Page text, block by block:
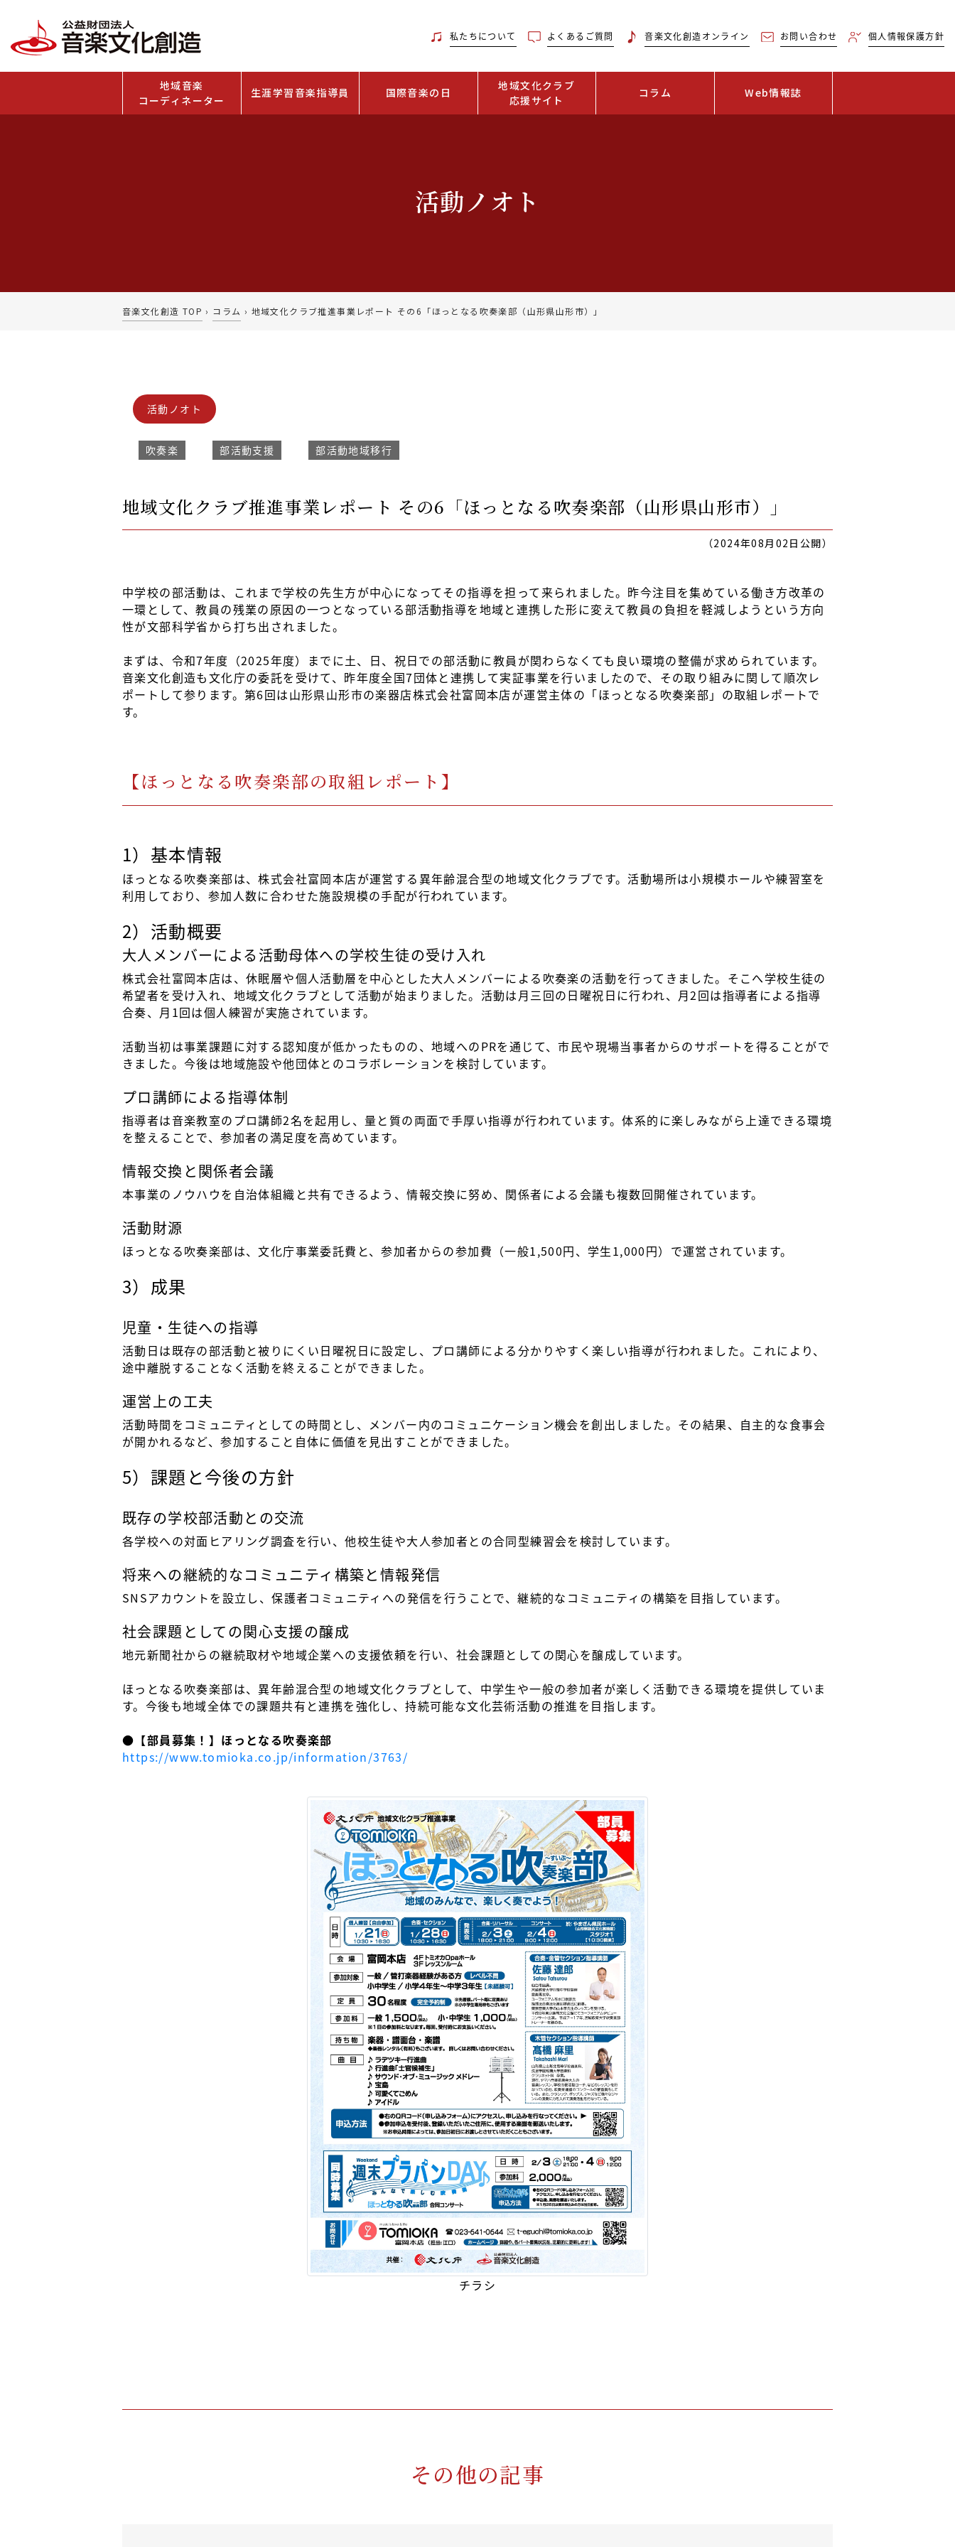
私たちについて よくあるご質問 音楽文化創造オンライン お問い合わせ 個人情報保護方針
地域音楽
コーディネーター
生涯学習音楽指導員 国際音楽の日
地域文化クラブ
応援サイト
コラム Web情報誌
活動ノオト
音楽文化創造 TOP › コラム › 地域文化クラブ推進事業レポート その6「ほっとなる吹奏楽部（山形県山形市）」
活動ノオト
吹奏楽 部活動支援 部活動地域移行
地域文化クラブ推進事業レポート その6「ほっとなる吹奏楽部（山形県山形市）」
（2024年08月02日公開）
中学校の部活動は、これまで学校の先生方が中心になってその指導を担って来られました。昨今注目を集めている働き方改革の
一環として、教員の残業の原因の一つとなっている部活動指導を地域と連携した形に変えて教員の負担を軽減しようという方向
性が文部科学省から打ち出されました。
まずは、令和7年度（2025年度）までに土、日、祝日での部活動に教員が関わらなくても良い環境の整備が求められています。
音楽文化創造も文化庁の委託を受けて、昨年度全国7団体と連携して実証事業を行いましたので、その取り組みに関して順次レ
ポートして参ります。第6回は山形県山形市の楽器店株式会社富岡本店が運営主体の「ほっとなる吹奏楽部」の取組レポートで
す。
【ほっとなる吹奏楽部の取組レポート】
1）基本情報
ほっとなる吹奏楽部は、株式会社富岡本店が運営する異年齢混合型の地域文化クラブです。活動場所は小規模ホールや練習室を
利用しており、参加人数に合わせた施設規模の手配が行われています。
2）活動概要
大人メンバーによる活動母体への学校生徒の受け入れ
株式会社富岡本店は、休眠層や個人活動層を中心とした大人メンバーによる吹奏楽の活動を行ってきました。そこへ学校生徒の
希望者を受け入れ、地域文化クラブとして活動が始まりました。活動は月三回の日曜祝日に行われ、月2回は指導者による指導
合奏、月1回は個人練習が実施されています。
活動当初は事業課題に対する認知度が低かったものの、地域へのPRを通じて、市民や現場当事者からのサポートを得ることがで
きました。今後は地域施設や他団体とのコラボレーションを検討しています。
プロ講師による指導体制
指導者は音楽教室のプロ講師2名を起用し、量と質の両面で手厚い指導が行われています。体系的に楽しみながら上達できる環境
を整えることで、参加者の満足度を高めています。
情報交換と関係者会議
本事業のノウハウを自治体組織と共有できるよう、情報交換に努め、関係者による会議も複数回開催されています。
活動財源
ほっとなる吹奏楽部は、文化庁事業委託費と、参加者からの参加費（一般1,500円、学生1,000円）で運営されています。
3）成果
児童・生徒への指導
活動日は既存の部活動と被りにくい日曜祝日に設定し、プロ講師による分かりやすく楽しい指導が行われました。これにより、
途中離脱することなく活動を終えることができました。
運営上の工夫
活動時間をコミュニティとしての時間とし、メンバー内のコミュニケーション機会を創出しました。その結果、自主的な食事会
が開かれるなど、参加すること自体に価値を見出すことができました。
5）課題と今後の方針
既存の学校部活動との交流
各学校への対面ヒアリング調査を行い、他校生徒や大人参加者との合同型練習会を検討しています。
将来への継続的なコミュニティ構築と情報発信
SNSアカウントを設立し、保護者コミュニティへの発信を行うことで、継続的なコミュニティの構築を目指しています。
社会課題としての関心支援の醸成
地元新聞社からの継続取材や地域企業への支援依頼を行い、社会課題としての関心を醸成しています。
ほっとなる吹奏楽部は、異年齢混合型の地域文化クラブとして、中学生や一般の参加者が楽しく活動できる環境を提供していま
す。今後も地域全体での課題共有と連携を強化し、持続可能な文化芸術活動の推進を目指します。
●【部員募集！】ほっとなる吹奏楽部
https://www.tomioka.co.jp/information/3763/
チラシ
その他の記事